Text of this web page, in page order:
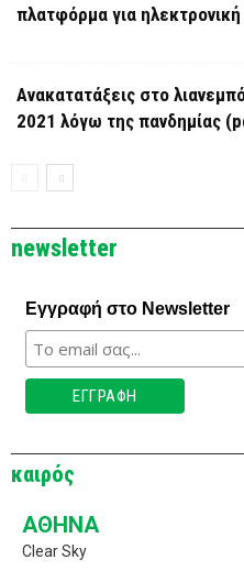
πλατφόρμα για
Ανακατατάξεις στο
2021 λόγω της πανδημίας
newsletter
Εγγραφή στο Newsletter
καιρός
ΑΘΉΝΑ
Clear Sky